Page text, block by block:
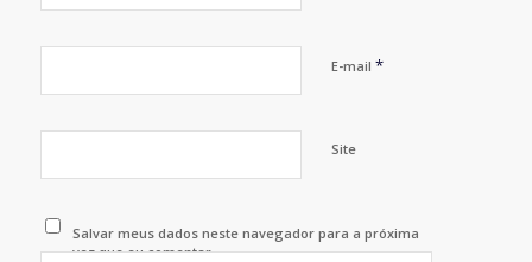
E-mail *
Site
Salvar meus dados neste navegador para a próxima
vez que eu comentar.